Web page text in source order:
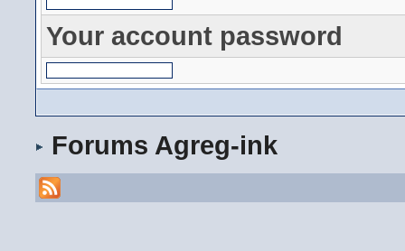
Your account password
Forums Agreg-ink